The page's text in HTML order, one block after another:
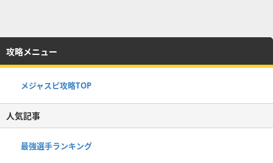
攻略メニュー
メジャスピ攻略TOP
人気記事
最強選手ランキング